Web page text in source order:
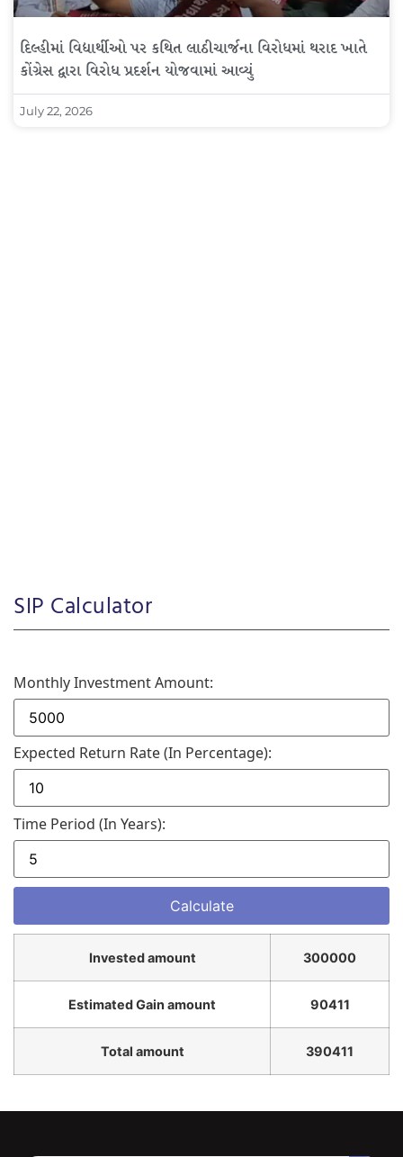
દિલ્હીમાં વિદ્યાર્થીઓ પર કથિત લાઠીચાર્જના વિરોધમાં થરાદ ખાતે
કોંગ્રેસ દ્વારા વિરોધ પ્રદર્શન યોજવામાં આવ્યું
July 22, 2026
SIP Calculator
Monthly Investment Amount:
Expected Return Rate (in Percentage):
Time Period (in Years):
Invested amount 300000
Estimated Gain amount 90411
Total amount 390411